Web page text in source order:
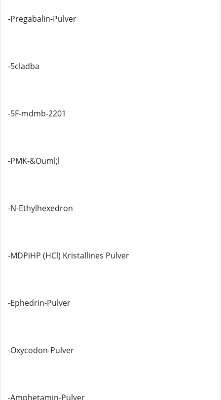
-Pregabalin-Pulver
-5cladba
-5F-mdmb-2201
-PMK-&Ouml;l
-N-Ethylhexedron
-MDPiHP (HCl) Kristallines Pulver
-Ephedrin-Pulver
-Oxycodon-Pulver
-Amphetamin-Pulver